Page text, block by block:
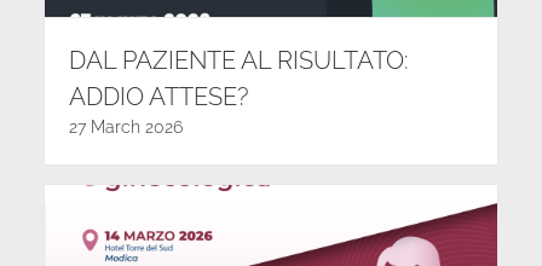
DAL PAZIENTE AL RISULTATO:
ADDIO ATTESE?
27 March 2026